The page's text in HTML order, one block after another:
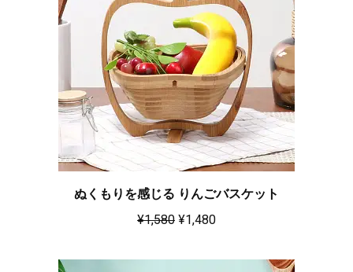
ぬくもりを感じる りんごバスケット
¥1,580 ¥1,480